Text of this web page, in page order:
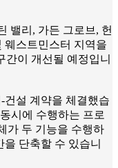
밸리, 가든 그로브, 헌
웨스트민스터 지역을
간이 개선될 예정입니
건설 계약을 체결했습
시에 수행하는 프로
가 두 기능을 수행하
단축할 수 있습니